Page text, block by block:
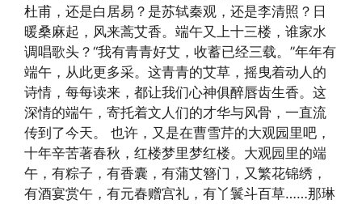
杜甫，还是白居易？是苏轼秦观，还是李清照？日
暖桑麻起，风来蒿艾香。端午又上十三楼，谁家水
调唱歌头？“我有青青好艾，收蓄已经三载。”年年有
端午，从此更多采。这青青的艾草，摇曳着动人的
诗情，每每读来，都让我们心神俱醉唇齿生香。这
深情的端午，寄托着文人们的才华与风骨，一直流
传到了今天。 也许，又是在曹雪芹的大观园里吧，
十年辛苦著春秋，红楼梦里梦红楼。大观园里的端
午，有粽子，有香囊，有蒲艾簪门，又繁花锦绣，
有酒宴赏午，有元春赠宫礼，有丫鬟斗百草……那琳